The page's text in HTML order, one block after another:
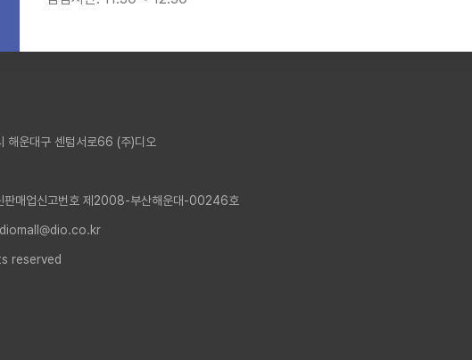
해운대구 센텀서로66 (주)디오
판매업신고번호 제2008-부산해운대-00246호
reserved